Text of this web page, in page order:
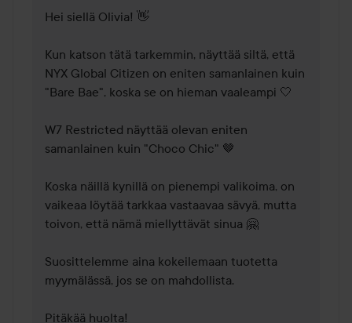
Hei siellä Olivia! 👋
Kun katson tätä tarkemmin, näyttää siltä, että
NYX Global Citizen on eniten samanlainen kuin
"Bare Bae", koska se on hieman vaaleampi 🤍
W7 Restricted näyttää olevan eniten
samanlainen kuin "Choco Chic" 🤎
Koska näillä kynillä on pienempi valikoima, on
vaikeaa löytää tarkkaa vastaavaa sävyä, mutta
toivon, että nämä miellyttävät sinua 🤗
Suosittelemme aina kokeilemaan tuotetta
myymälässä, jos se on mahdollista.
Pitäkää huolta!